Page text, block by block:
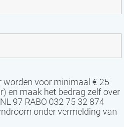
worden voor minimaal € 25
en maak het bedrag zelf over
97 RABO 032 75 32 874
onder vermelding van